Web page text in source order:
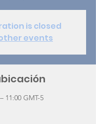
is closed
events
11:00 GMT-5